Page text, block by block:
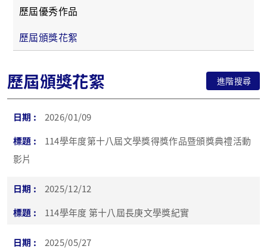
歷屆優秀作品
歷屆頒獎花絮
歷屆頒獎花絮 進階搜尋
2026/01/09
114學年度第十八屆文學獎得獎作品暨頒獎典禮活動
影片
2025/12/12
114學年度 第十八屆長庚文學獎紀實
2025/05/27